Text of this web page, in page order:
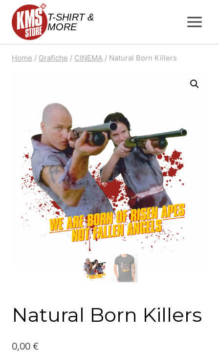
Salta
contenuto
T-SHIRT &
MORE
Home / Grafiche / CINEMA / Natural Born Killers
Natural Born Killers
0,00 €